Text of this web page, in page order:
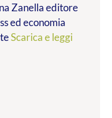
Zanella editore
ed economia
Scarica e leggi